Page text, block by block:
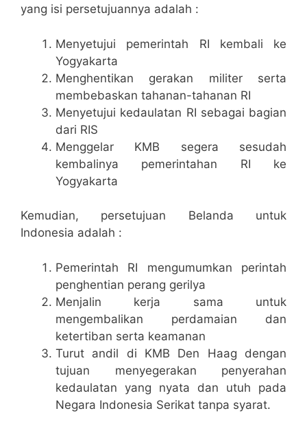
yang isi persetujuannya adalah :
Menyetujui pemerintah RI kembali ke
Yogyakarta
Menghentikan gerakan militer serta
membebaskan tahanan-tahanan RI
Menyetujui kedaulatan RI sebagai bagian
dari RIS
Menggelar KMB segera sesudah
kembalinya pemerintahan RI ke
Yogyakarta
Kemudian, persetujuan Belanda untuk
Indonesia adalah :
Pemerintah RI mengumumkan perintah
penghentian perang gerilya
Menjalin kerja sama untuk
mengembalikan perdamaian dan
ketertiban serta keamanan
Turut andil di KMB Den Haag dengan
tujuan menyegerakan penyerahan
kedaulatan yang nyata dan utuh pada
Negara Indonesia Serikat tanpa syarat.